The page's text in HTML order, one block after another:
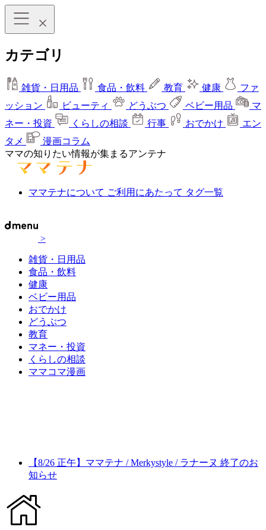
カテゴリ
雑貨・日用品 食品・飲料 教育 健康
ファ
ッション
ビューティ どうぶつ ベビー用品
マ
ネー・投資
くらしの相談 行事 おでかけ
エン
タメ
漫画コラム
ママの知りたい情報が集まるアンテナ
ママテナについて ご利用にあたって タグ一覧
>
雑貨・日用品
食品・飲料
健康
ベビー用品
おでかけ
どうぶつ
教育
マネー・投資
くらしの相談
ママコマ漫画
【8/26 正午】ママテナ / Merkystyle / ラナーヌ 終了のお
知らせ